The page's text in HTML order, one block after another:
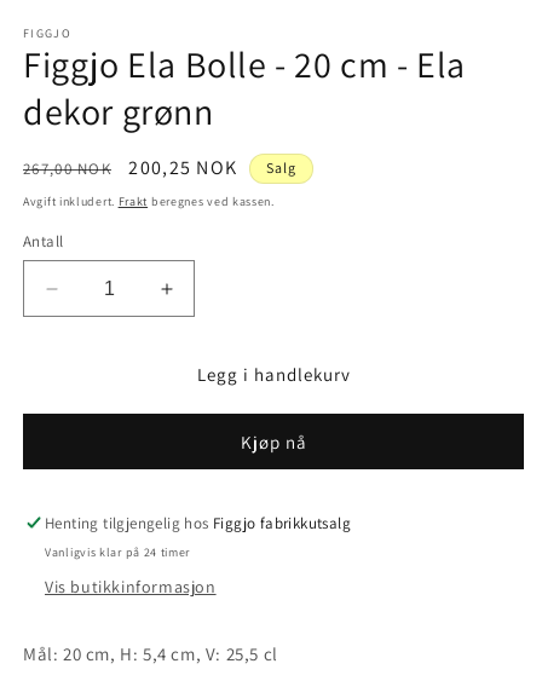
1
i
modal
FIGGJO
Figgjo Ela Bolle - 20 cm - Ela
dekor grønn
Vanlig
pris
267,00 NOK Salgspris
200,25 NOK Salg
Avgift inkludert. Frakt beregnes ved kassen.
Antall
antallet
20
-
Ela
dekor
Øk
antallet
Figgjo
20
-
Ela
dekor
grønn
Legg i handlekurv
Kjøp nå
Henting tilgjengelig hos Figgjo fabrikkutsalg
Vanligvis klar på 24 timer
Vis butikkinformasjon
Mål: 20 cm, H: 5,4 cm, V: 25,5 cl